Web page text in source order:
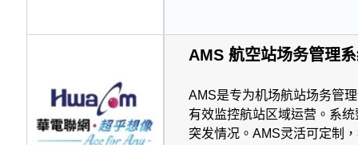
AMS 航空站场务管理
AMS是专为机场航站场务管
有效监控航站区域运营。系
突发情况。AMS灵活可定制